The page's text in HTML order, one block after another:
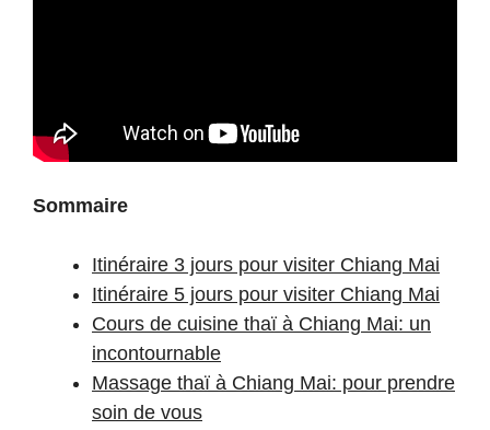
Sommaire
Itinéraire 3 jours pour visiter Chiang Mai
Itinéraire 5 jours pour visiter Chiang Mai
Cours de cuisine thaï à Chiang Mai: un
incontournable
Massage thaï à Chiang Mai: pour prendre
soin de vous